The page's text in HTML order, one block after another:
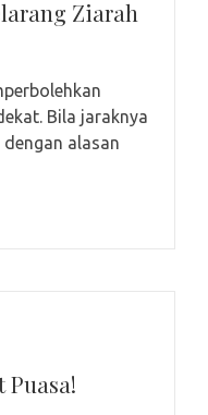
Ziarah
Bila jaraknya
alasan
Puasa!